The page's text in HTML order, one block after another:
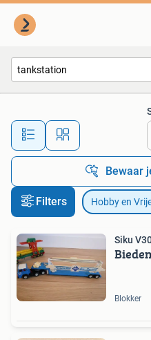
Alle
Bewaar
Filters Hobby en
Siku
Bieden
Blokker